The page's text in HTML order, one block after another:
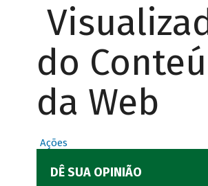
do
da Web
Ações
DÊ SUA OPINIÃO